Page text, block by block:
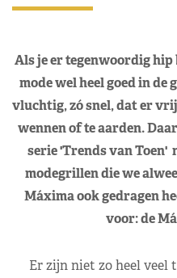
Als je er tegenwoordig
mode wel heel goed in de
vluchtig, zó snel, dat er
wennen of te aarden.
serie 'Trends van Toen'
modegrillen die we
Máxima ook gedragen
voor: de
Er zijn niet zo heel veel